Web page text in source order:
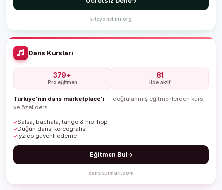
siteyonetimi.org
Dans Kursları
379+
Pro eğitmen
81
İlde aktif
Türkiye'nin dans marketplace'i — doğrulanmış eğitmenlerden kurs
ve özel ders.
Salsa, bachata, tango & hip-hop
Düğün dansı koreografisi
iyzico güvenli ödeme
Eğitmen Bul
danskurslari.com